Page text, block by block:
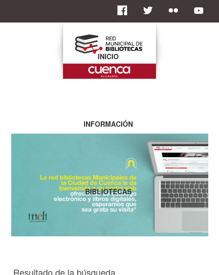
Resultado de la búsqueda
INICIO
INFORMACIÓN
BIBLIOTECAS